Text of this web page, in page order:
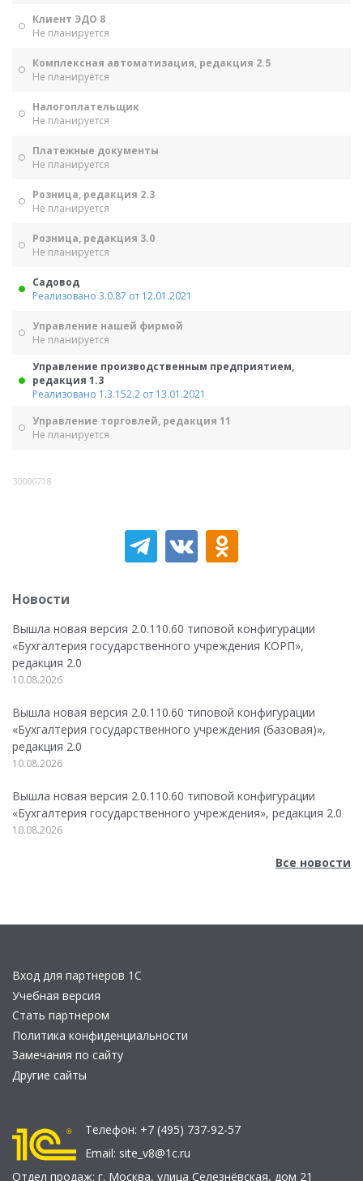
Клиент ЭДО 8
Не планируется
Комплексная автоматизация, редакция 2.5
Не планируется
Налогоплательщик
Не планируется
Платежные документы
Не планируется
Розница, редакция 2.3
Не планируется
Розница, редакция 3.0
Не планируется
Садовод
Реализовано 3.0.87 от 12.01.2021
Управление нашей фирмой
Не планируется
Управление производственным предприятием,
редакция 1.3
Реализовано 1.3.152.2 от 13.01.2021
Управление торговлей, редакция 11
Не планируется
30000718
Новости
Вышла новая версия 2.0.110.60 типовой конфигурации
«Бухгалтерия государственного учреждения КОРП»,
редакция 2.0
10.08.2026
Вышла новая версия 2.0.110.60 типовой конфигурации
«Бухгалтерия государственного учреждения (базовая)»,
редакция 2.0
10.08.2026
Вышла новая версия 2.0.110.60 типовой конфигурации
«Бухгалтерия государственного учреждения», редакция 2.0
10.08.2026
Все новости
Вход для партнеров 1С
Учебная версия
Стать партнером
Политика конфиденциальности
Замечания по сайту
Другие сайты
Телефон: +7 (495) 737-92-57
Email: site_v8@1c.ru
Отдел продаж: г. Москва, улица Селезнёвская, дом 21